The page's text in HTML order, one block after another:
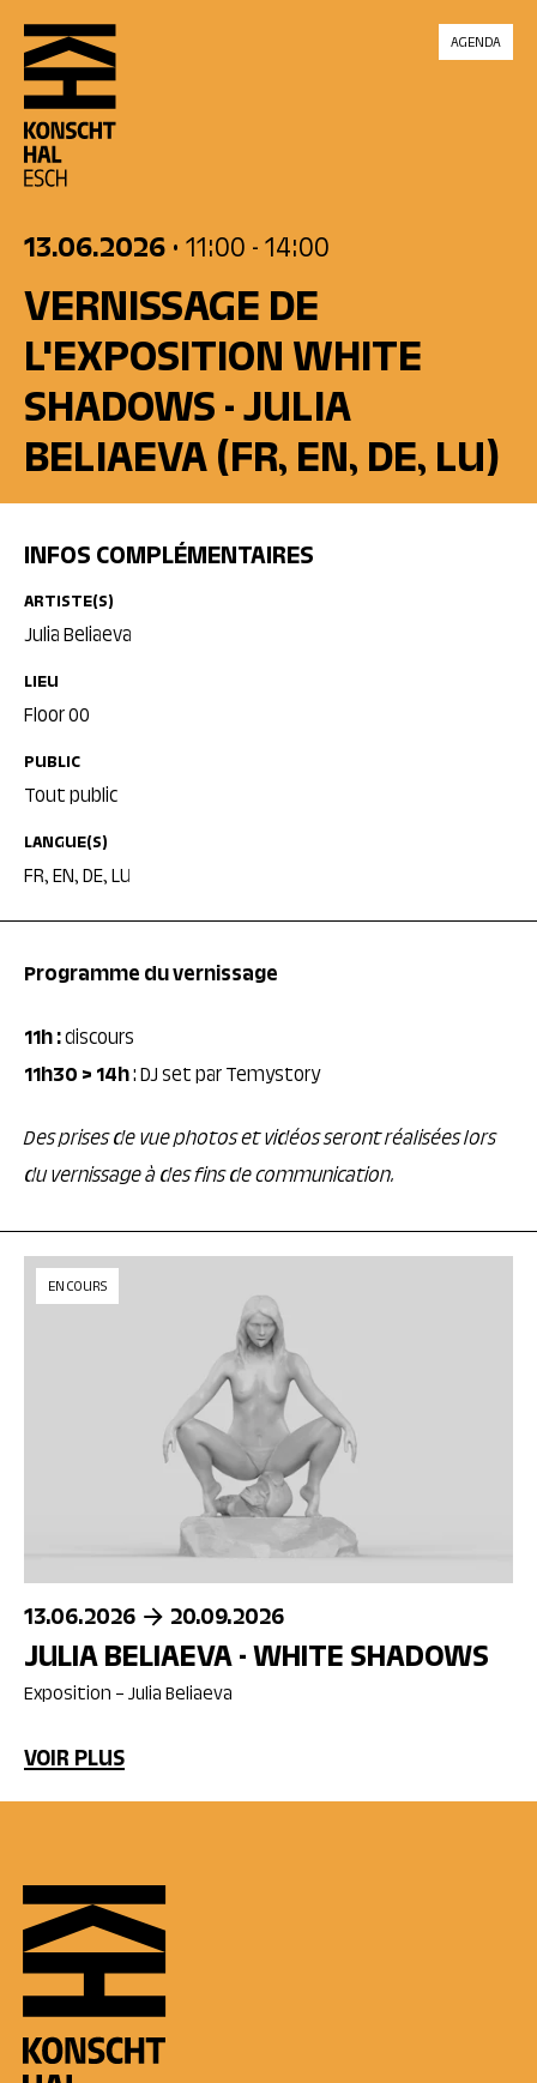
skip_to_content
AGENDA
13.06.2026 • 11:00 - 14:00
VERNISSAGE DE
L'EXPOSITION WHITE
SHADOWS - JULIA
BELIAEVA(FR, EN, DE, LU)
Programme du vernissage
11h :discours
11h30 > 14h: DJ set par Temystory
Des prises de vue photos et vidéos seront réalisées lors
du vernissage à des fins de communication.
INFOS COMPLÉMENTAIRES
ARTISTE(S)
Julia Beliaeva
LIEU
Floor 00
PUBLIC
Tout public
LANGUE(S)
FR, EN, DE, LU
EN COURS
13.06.2026 20.09.2026
JULIA BELIAEVA - WHITE SHADOWS
Exposition – Julia Beliaeva
VOIR PLUS